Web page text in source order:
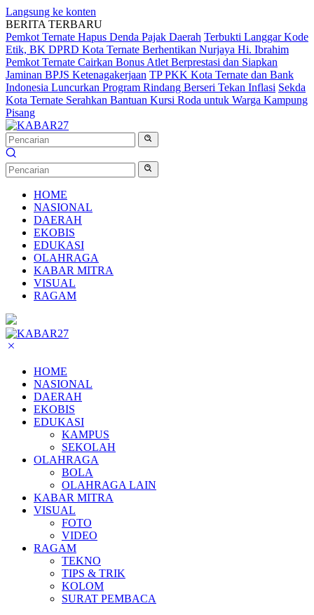
Langsung ke konten
BERITA TERBARU
Pemkot Ternate Hapus Denda Pajak Daerah Terbukti Langgar Kode
Etik, BK DPRD Kota Ternate Berhentikan Nurjaya Hi. Ibrahim
Pemkot Ternate Cairkan Bonus Atlet Berprestasi dan Siapkan
Jaminan BPJS Ketenagakerjaan TP PKK Kota Ternate dan Bank
Indonesia Luncurkan Program Rindang Berseri Tekan Inflasi Sekda
Kota Ternate Serahkan Bantuan Kursi Roda untuk Warga Kampung
Pisang
HOME
NASIONAL
DAERAH
EKOBIS
EDUKASI
OLAHRAGA
KABAR MITRA
VISUAL
RAGAM
HOME
NASIONAL
DAERAH
EKOBIS
EDUKASI
KAMPUS
SEKOLAH
OLAHRAGA
BOLA
OLAHRAGA LAIN
KABAR MITRA
VISUAL
FOTO
VIDEO
RAGAM
TEKNO
TIPS & TRIK
KOLOM
SURAT PEMBACA